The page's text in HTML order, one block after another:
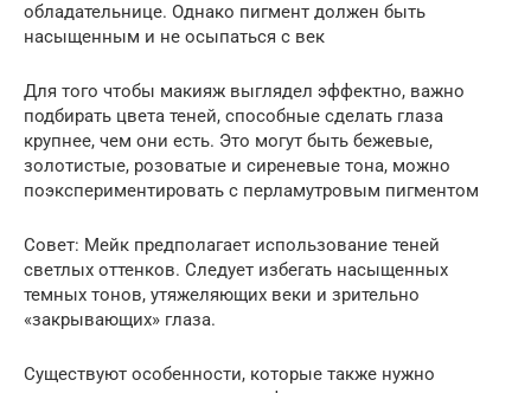
обладательнице. Однако пигмент должен быть
насыщенным и не осыпаться с век
Для того чтобы макияж выглядел эффектно, важно
подбирать цвета теней, способные сделать глаза
крупнее, чем они есть. Это могут быть бежевые,
золотистые, розоватые и сиреневые тона, можно
поэкспериментировать с перламутровым пигментом
Совет: Мейк предполагает использование теней
светлых оттенков. Следует избегать насыщенных
темных тонов, утяжеляющих веки и зрительно
«закрывающих» глаза.
Существуют особенности, которые также нужно